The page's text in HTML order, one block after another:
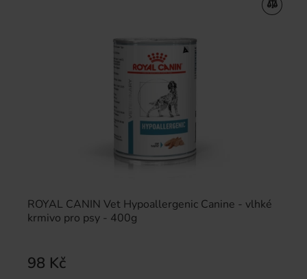
ROYAL CANIN Vet Hypoallergenic Canine - vlhké
krmivo pro psy - 400g
98 Kč